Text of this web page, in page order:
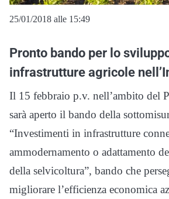
25/01/2018 alle 15:49
Pronto bando per lo
infrastrutture agricole
Il 15 febbraio p.v. nell’ambito del
sarà aperto il bando della
“Investimenti in infrastrutture
ammodernamento o adattamento
della selvicoltura”, bando che
migliorare l’efficienza economica